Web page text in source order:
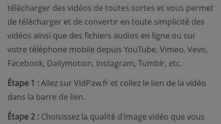
télécharger des vidéos de toutes sortes et vous permet
de télécharger et de convertir en toute simplicité des
vidéos ainsi que des fichiers audios en ligne ou sur
votre téléphone mobile depuis YouTube, Vimeo, Vevo,
Facebook, Dailymotion, Instagram, Tumblr, etc.
Étape 1 :Allez sur VidPaw.fr et collez le lien de la vidéo
dans la barre de lien.
Étape 2 : Choisissez la qualité d’image vidéo que vous